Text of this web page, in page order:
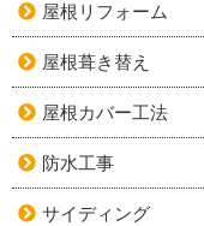
屋根リフォーム
屋根葺き替え
屋根カバー工法
防水工事
サイディング